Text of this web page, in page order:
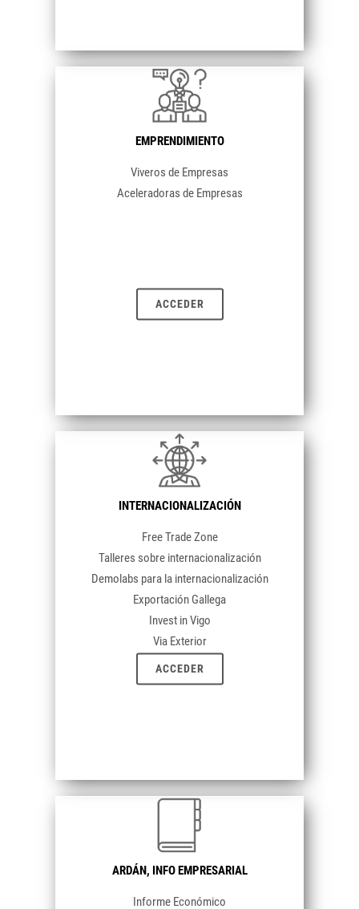
EMPRENDIMIENTO
Viveros de Empresas
Aceleradoras de Empresas
ACCEDER
INTERNACIONALIZACIÓN
Free Trade Zone
Talleres sobre internacionalización
Demolabs para la internacionalización
Exportación Gallega
Invest in Vigo
Via Exterior
ACCEDER
ARDÁN, INFO EMPRESARIAL
Informe Económico